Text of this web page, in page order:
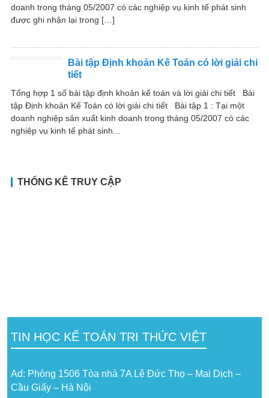
doanh trong tháng 05/2007 có các nghiệp vụ kinh tế phát sinh
được ghi nhận lại trong […]
Bài tập Định khoản Kế Toán có lời giải chi
tiết
Tổng hợp 1 số bài tập định khoản kế toán và lời giải chi tiết Bài
tập Định khoản Kế Toán có lời giải chi tiết Bài tập 1 : Tại một
doanh nghiệp sản xuất kinh doanh trong tháng 05/2007 có các
nghiệp vụ kinh tế phát sinh...
THỐNG KÊ TRUY CẬP
TIN HỌC KẾ TOÁN TRI THỨC VIỆT
Ad: Phòng 1506 Tòa nhà 7A Lê Đức Thọ – Mai Dịch –
Cầu Giấy – Hà Nội